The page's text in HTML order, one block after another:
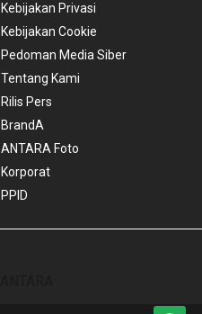
Kebijakan Privasi
Kebijakan Cookie
Pedoman Media Siber
Tentang Kami
Rilis Pers
BrandA
ANTARA Foto
Korporat
PPID